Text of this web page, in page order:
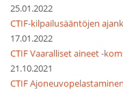
25.01.2022
CTIF-kilpailusääntöjen
17.01.2022
CTIF Vaaralliset aineet -
21.10.2021
CTIF